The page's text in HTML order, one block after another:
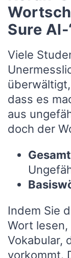
Sure Al-
Viele
dass es
aus
doch der
Indem Sie
Wort
Vokabular,
vorkommt.